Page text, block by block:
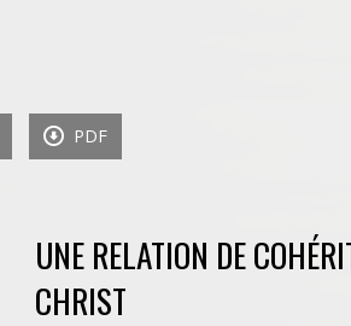
PDF
UNE RELATION DE
CHRIST